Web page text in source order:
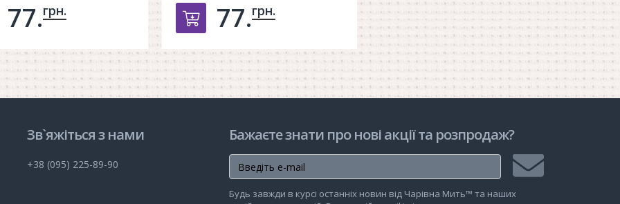
в корзину
77.грн. Добавить в корзину
77.грн.
Зв`яжіться з нами
+38 (095) 225-89-90
Бажаєте знати про нові акції та розпродаж?
Будь завжди в курсі останніх новин від Чарівна Мить™ та наших